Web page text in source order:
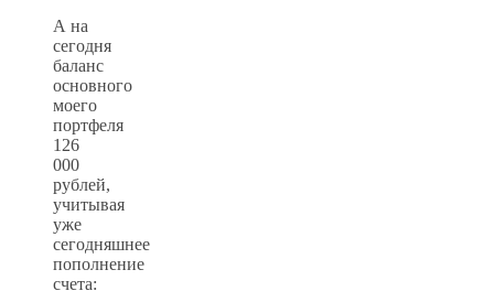
А на
сегодня
баланс
основного
моего
портфеля
126
000
рублей,
учитывая
уже
сегодняшнее
пополнение
счета: